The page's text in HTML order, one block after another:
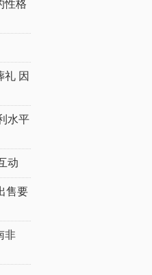
性格
礼 因
水平
动
售要
非